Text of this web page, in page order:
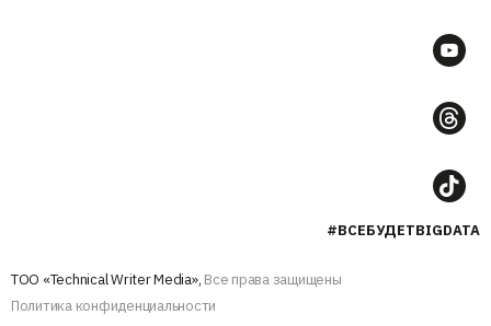
#ВСЕБУДЕТBIGDATA
ТОО «Technical Writer Media», Все права защищены
Политика конфиденциальности